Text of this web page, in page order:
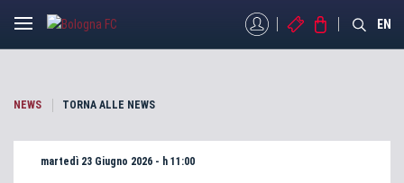
MYBFCBIGLIETTI
STORE EN
NEWS TORNA ALLE NEWS
martedì 23 Giugno 2026 - h 11:00